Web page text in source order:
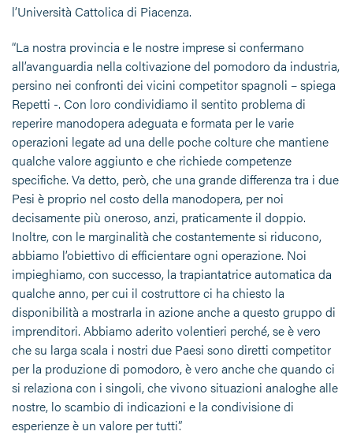
l’Università Cattolica di Piacenza.
“La nostra provincia e le nostre imprese si confermano
all’avanguardia nella coltivazione del pomodoro da industria,
persino nei confronti dei vicini competitor spagnoli – spiega
Repetti -. Con loro condividiamo il sentito problema di
reperire manodopera adeguata e formata per le varie
operazioni legate ad una delle poche colture che mantiene
qualche valore aggiunto e che richiede competenze
specifiche. Va detto, però, che una grande differenza tra i due
Pesi è proprio nel costo della manodopera, per noi
decisamente più oneroso, anzi, praticamente il doppio.
Inoltre, con le marginalità che costantemente si riducono,
abbiamo l’obiettivo di efficientare ogni operazione. Noi
impieghiamo, con successo, la trapiantatrice automatica da
qualche anno, per cui il costruttore ci ha chiesto la
disponibilità a mostrarla in azione anche a questo gruppo di
imprenditori. Abbiamo aderito volentieri perché, se è vero
che su larga scala i nostri due Paesi sono diretti competitor
per la produzione di pomodoro, è vero anche che quando ci
si relaziona con i singoli, che vivono situazioni analoghe alle
nostre, lo scambio di indicazioni e la condivisione di
esperienze è un valore per tutti”.